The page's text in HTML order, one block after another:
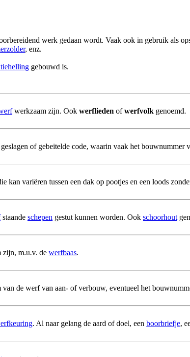
werk gedaan wordt. Vaak ook in gebruik als
, enz.
gebouwd is.
werkzaam zijn. Ook werflieden ofwerfvolk genoemd.
of gebeitelde code, waarin vaak het bouwnummer
kan variëren tussen een dak op pootjes en een loods
staande schepen gestut kunnen worden. Ook schoorhout
m.u.v. de werfbaas.
van de werf van aan- of verbouw, eventueel het
. Al naar gelang de aard of doel, een boorbriefje,